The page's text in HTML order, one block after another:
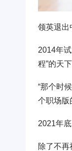
领英退出
2014年
程”的天
“那个时
个职场版
2021年
除了不